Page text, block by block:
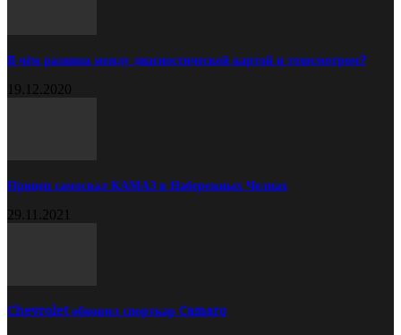
В чём разница между диагностической картой и техосмотром?
19.12.2020
Прицеп самосвал КАМАЗ в Набережных Челнах
29.11.2021
Chevrolet обновил спорткар Camaro